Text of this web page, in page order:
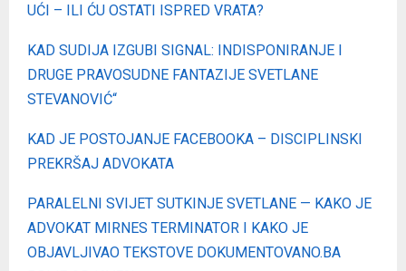
UĆI – ILI ĆU OSTATI ISPRED VRATA?
KAD SUDIJA IZGUBI SIGNAL: INDISPONIRANJE I
DRUGE PRAVOSUDNE FANTAZIJE SVETLANE
STEVANOVIĆ“
KAD JE POSTOJANJE FACEBOOKA – DISCIPLINSKI
PREKRŠAJ ADVOKATA
PARALELNI SVIJET SUTKINJE SVETLANE — KAKO JE
ADVOKAT MIRNES TERMINATOR I KAKO JE
OBJAVLJIVAO TEKSTOVE DOKUMENTOVANO.BA